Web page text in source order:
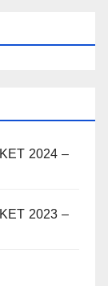
2024 –
2023 –